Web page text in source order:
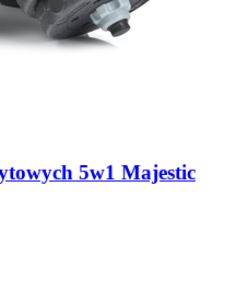
5w1 Majestic